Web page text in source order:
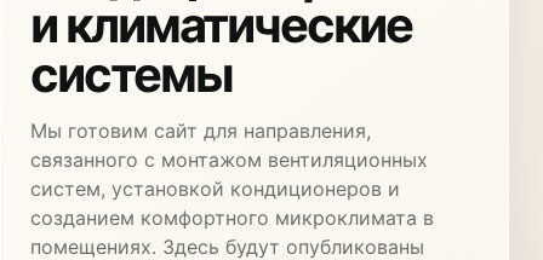
и климатические
системы
Мы готовим сайт для направления,
связанного с монтажом вентиляционных
систем, установкой кондиционеров и
созданием комфортного микроклимата в
помещениях. Здесь будут опубликованы